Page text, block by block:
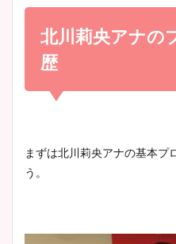
北川莉央アナの
歴
まずは北川莉央アナの基本プ
う。